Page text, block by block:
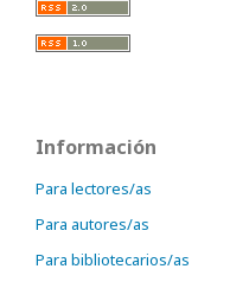
Información
Para lectores/as
Para autores/as
Para bibliotecarios/as